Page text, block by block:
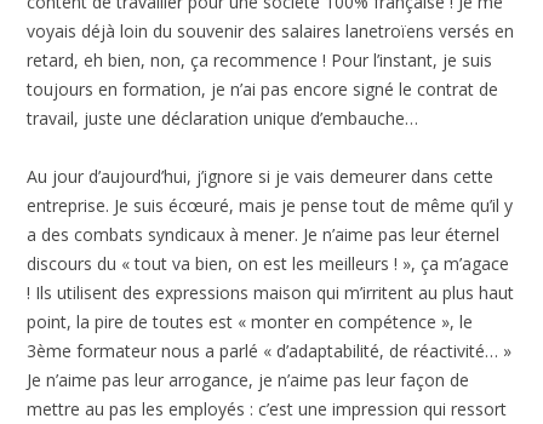
voyais déjà loin du souvenir des salaires lanetroïens versés en
retard, eh bien, non, ça recommence ! Pour l’instant, je suis
toujours en formation, je n’ai pas encore signé le contrat de
travail, juste une déclaration unique d’embauche…
Au jour d’aujourd’hui, j’ignore si je vais demeurer dans cette
entreprise. Je suis écœuré, mais je pense tout de même qu’il y
a des combats syndicaux à mener. Je n’aime pas leur éternel
discours du « tout va bien, on est les meilleurs ! », ça m’agace
! Ils utilisent des expressions maison qui m’irritent au plus haut
point, la pire de toutes est « monter en compétence », le
3ème formateur nous a parlé « d’adaptabilité, de réactivité… »
Je n’aime pas leur arrogance, je n’aime pas leur façon de
mettre au pas les employés : c’est une impression qui ressort